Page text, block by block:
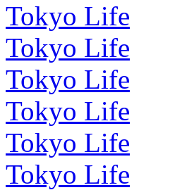
Tokyo Life
Tokyo Life
Tokyo Life
Tokyo Life
Tokyo Life
Tokyo Life